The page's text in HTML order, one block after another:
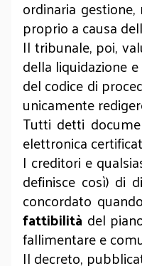
ordinaria
proprio a causa
Il tribunale, poi,
della liquidazione
del codice di
unicamente
Tutti detti
elettronica
I creditori e
definisce così) di
concordato
fattibilità del
fallimentare e
Il decreto,